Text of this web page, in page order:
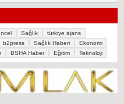
Sağlık
türkiye ajans
b2press Sağlık Haberi
Ekonomi
BSHA Haber Eğitim Teknoloji